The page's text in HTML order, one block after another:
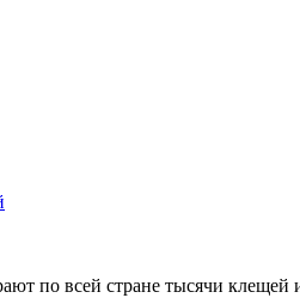
по всей стране тысячи